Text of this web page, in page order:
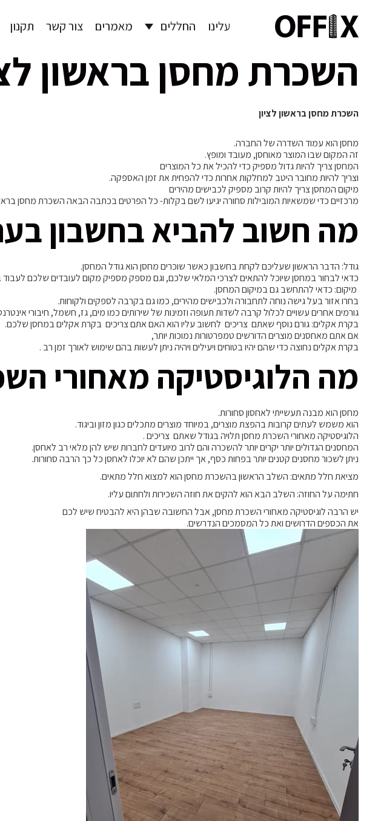
עלינו החללים מאמרים צור קשר תקנון
השכרת מחסן בראשון
השכרת מחסן בראשון לציון
מחסן הוא עמוד השדרה של החברה.
זה המקום שבו המוצר מאוחסן, מעובד ומופץ.
המחסן צריך להיות גדול מספיק כדי להכיל את כל המוצרים
וצריך להיות מחובר היטב למחלקות אחרות כדי להפחית את זמן האספקה.
מיקום המחסן צריך להיות קרוב מספיק לכבישים מהירים
מרכזיים כדי שמשאיות המובילות סחורה יגיעו לשם בקלות- כל הפרטים בכתבה הבאה השכרת מחסן בראשון לציון .
מה חשוב להביא בחשבון
גודל: הדבר הראשון שעליכם לקחת בחשבון כאשר שוכרים מחסן הוא גודל המחסן.
כדאי לבחור במחסן שיוכל להתאים לצרכי המלאי שלכם, וגם מספק מספיק מקום לעובדים שלכם לעבוד
מיקום: כדאי להתחשב גם במיקום המחסן.
בחרו אזור בעל גישה נוחה לתחבורה ולכבישים מהירים, כמו גם בקרבה לספקים ולקוחות.
גורמים אחרים עשויים לכלול קרבה לשדות תעופה וזמינות של שירותים כמו מים, גז, חשמל, חיבורי אינטרנט
בקרת אקלים: גורם נוסף שאתם צריכים לחשוב עליו הוא האם אתם צריכים בקרת אקלים במחסן שלכם.
אם אתם מאחסנים מוצרים הדורשים טמפרטורות נמוכות יותר,
בקרת אקלים נחוצה כדי שהם יהיו בטוחים ויעילים ויהיה ניתן לעשות בהם שימוש לאורך זמן רב .
מה הלוגיסטיקה מאחורי
מחסן הוא מבנה תעשייתי לאחסון סחורות.
הוא משמש לעתים קרובות בהפצת מוצרים, במיוחד מוצרים מתכלים כגון מזון וביגוד.
הלוגיסטיקה מאחורי השכרת מחסן תלויה בגודל שאתם צריכים .
המחסנים הגדולים יותר יקרים יותר להשכרה והם לרוב מיועדים לחברות שיש להן מלאי רב לאחסן.
ניתן לשכור מחסנים קטנים יותר בפחות כסף, אך ייתכן שהם לא יוכלו לאחסן כל כך הרבה סחורות.
מציאת חלל מתאים: השלב הראשון בהשכרת מחסן הוא למצוא חלל מתאים.
חתימה על החוזה: השלב הבא הוא להקים את חוזה השכירות ולחתום עליו.
יש הרבה לוגיסטיקה מאחורי השכרת מחסן, אבל החשובה שבהן היא להבטיח שיש לכם
את הכספים הדרושים ואת כל המסמכים הנדרשים.